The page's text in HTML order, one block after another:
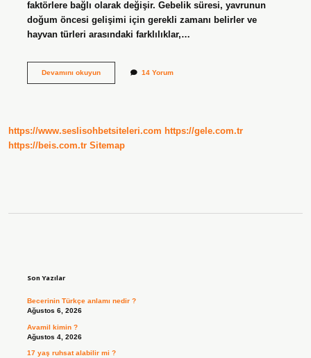
faktörlere bağlı olarak değişir. Gebelik süresi, yavrunun
doğum öncesi gelişimi için gerekli zamanı belirler ve
hayvan türleri arasındaki farklılıklar,…
Devamını okuyunEn
hangisi
14 Yorum
https://www.seslisohbetsiteleri.com https://gele.com.tr
https://beis.com.tr Sitemap
Son Yazılar
Becerinin Türkçe anlamı nedir ?
Ağustos 6, 2026
Avamil kimin ?
Ağustos 4, 2026
17 yaş ruhsat alabilir mi ?